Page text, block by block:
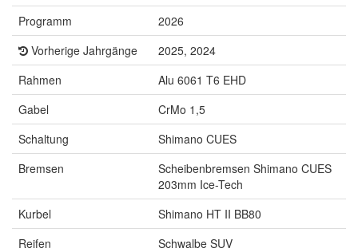
Programm
2026
Vorherige Jahrgänge
2025, 2024
Rahmen
Alu 6061 T6 EHD
Gabel
CrMo 1,5
Schaltung
Shimano CUES
Bremsen
Scheibenbremsen Shimano CUES
203mm Ice-Tech
Kurbel
Shimano HT II BB80
Reifen
Schwalbe SUV